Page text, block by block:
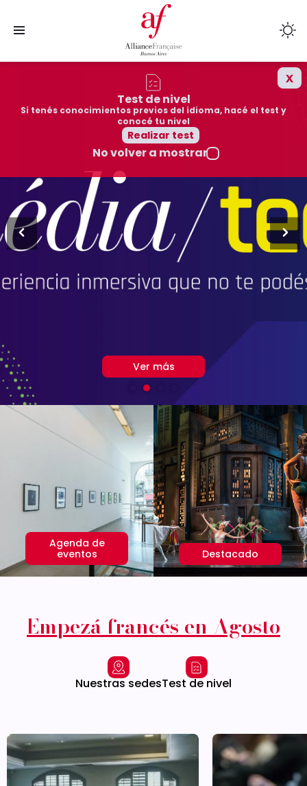
Colegios afiliados
Cultura
Mediateca
Ver más
Ver más
Agenda de
eventos
Destacado
Empezá francés en Agosto
Nuestras sedesTest de nivel
Test de nivel
Si tenés conocimientos previos del idioma, hacé el test y
conocé tu nivel
Realizar test
No volver a mostrar
x